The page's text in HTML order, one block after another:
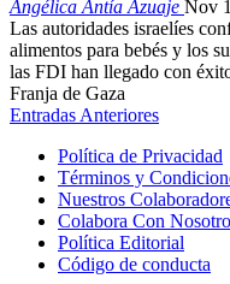
Angélica Antía Azuaje Nov
Las autoridades israelíes
alimentos para bebés y los
las FDI han llegado con
Franja de Gaza
Entradas Anteriores
Política de Privacidad
Términos y
Nuestros
Colabora Con
Política Editorial
Código de conducta